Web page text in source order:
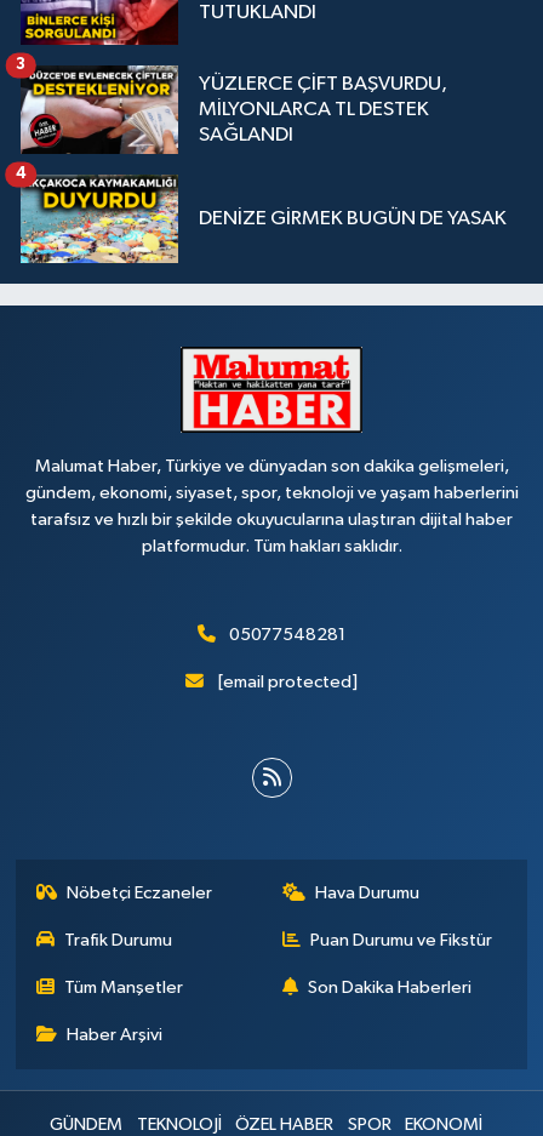
TUTUKLANDI
YÜZLERCE ÇİFT BAŞVURDU,
MİLYONLARCA TL DESTEK
SAĞLANDI
3
DENİZE GİRMEK BUGÜN DE YASAK
4
Malumat Haber, Türkiye ve dünyadan son dakika gelişmeleri,
gündem, ekonomi, siyaset, spor, teknoloji ve yaşam haberlerini
tarafsız ve hızlı bir şekilde okuyucularına ulaştıran dijital haber
platformudur. Tüm hakları saklıdır.
05077548281
[email protected]
Nöbetçi Eczaneler Hava Durumu
Trafik Durumu Puan Durumu ve Fikstür
Tüm Manşetler Son Dakika Haberleri
Haber Arşivi
GÜNDEM TEKNOLOJİ ÖZEL HABER SPOR EKONOMİ